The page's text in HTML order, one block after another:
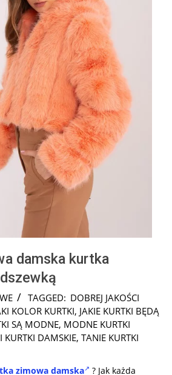
damska kurtka
TAGGED: DOBREJ JAKOŚCI
KOLOR KURTKI, JAKIE KURTKI BĘDĄ
SĄ MODNE, MODNE KURTKI
KURTKI DAMSKIE, TANIE KURTKI
zimowa damska
? Jak każda